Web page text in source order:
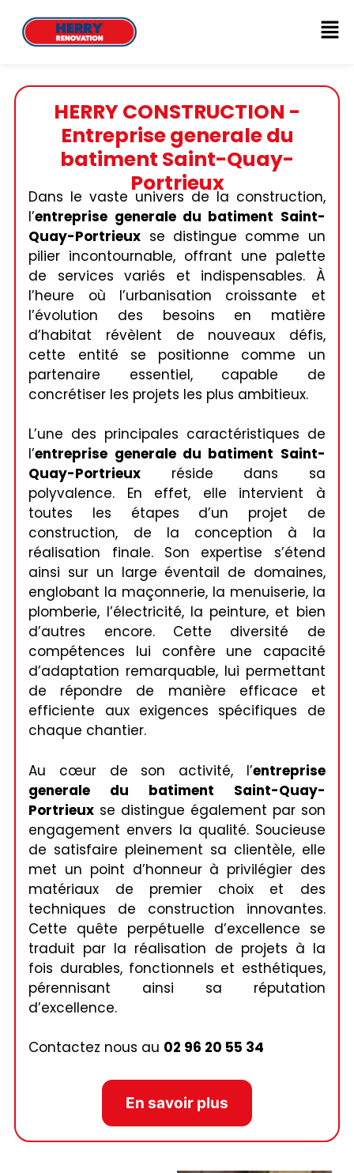
HERRY CONSTRUCTION -
Entreprise generale du
batiment Saint-Quay-
Portrieux
Dans le vaste univers de la construction,
l’entreprise generale du batiment Saint-
Quay-Portrieux se distingue comme un
pilier incontournable, offrant une palette
de services variés et indispensables. À
l’heure où l’urbanisation croissante et
l’évolution des besoins en matière
d’habitat révèlent de nouveaux défis,
cette entité se positionne comme un
partenaire essentiel, capable de
concrétiser les projets les plus ambitieux.
L’une des principales caractéristiques de
l’entreprise generale du batiment Saint-
Quay-Portrieux réside dans sa
polyvalence. En effet, elle intervient à
toutes les étapes d’un projet de
construction, de la conception à la
réalisation finale. Son expertise s’étend
ainsi sur un large éventail de domaines,
englobant la maçonnerie, la menuiserie, la
plomberie, l’électricité, la peinture, et bien
d’autres encore. Cette diversité de
compétences lui confère une capacité
d’adaptation remarquable, lui permettant
de répondre de manière efficace et
efficiente aux exigences spécifiques de
chaque chantier.
Au cœur de son activité, l’entreprise
generale du batiment Saint-Quay-
Portrieux se distingue également par son
engagement envers la qualité. Soucieuse
de satisfaire pleinement sa clientèle, elle
met un point d’honneur à privilégier des
matériaux de premier choix et des
techniques de construction innovantes.
Cette quête perpétuelle d’excellence se
traduit par la réalisation de projets à la
fois durables, fonctionnels et esthétiques,
pérennisant ainsi sa réputation
d’excellence.
Contactez nous au 02 96 20 55 34
En savoir plus